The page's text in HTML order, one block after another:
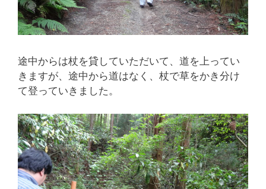
途中からは杖を貸していただいて、道を上ってい
きますが、途中から道はなく、杖で草をかき分け
て登っていきました。